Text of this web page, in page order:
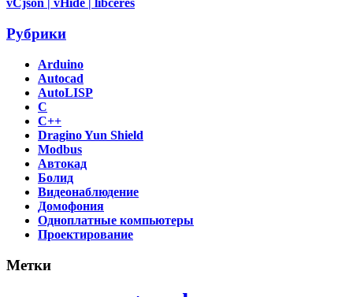
vCjson | vHide | libceres
Рубрики
Arduino
Autocad
AutoLISP
C
C++
Dragino Yun Shield
Modbus
Автокад
Болид
Видеонаблюдение
Домофония
Одноплатные компьютеры
Проектирование
Метки